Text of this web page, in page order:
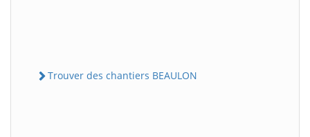
Trouver des chantiers BEAULON